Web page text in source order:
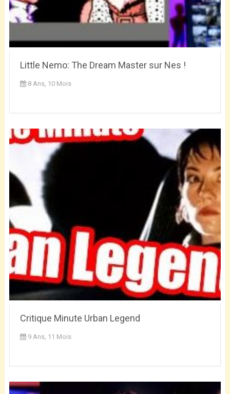
Little Nemo: The Dream Master sur Nes !
8 Ans, 10 Mois
Critique Minute Urban Legend
9 Ans, 11 Mois